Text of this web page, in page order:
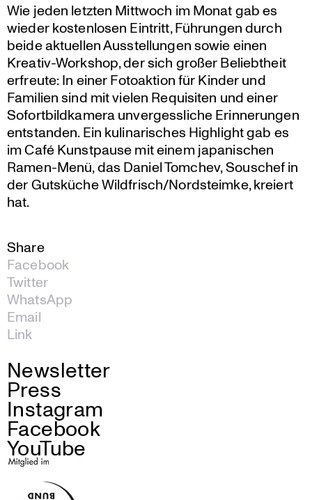
Wie jeden letzten Mittwoch im Monat gab es
wieder kosten­losen Eintritt, Führungen durch
beide aktuellen Ausstel­lungen sowie einen
Kreativ-Workshop, der sich großer Beliebt­heit
erfreute: In einer Fotoak­tion für Kinder und
Familien sind mit vielen Requi­siten und einer
Sofort­bild­ka­mera unver­gess­liche Erinne­rungen
entstanden. Ein kulina­ri­sches Highlight gab es
im Café Kunst­pause mit einem japani­schen
Ramen-Menü, das Daniel Tomchev, Souschef in
der Gutsküche Wildfrisch/Nordsteimke, kreiert
hat.
Share
Facebook
Twitter
WhatsApp
Email
Link
Newsletter
Press
Instagram
Facebook
YouTube